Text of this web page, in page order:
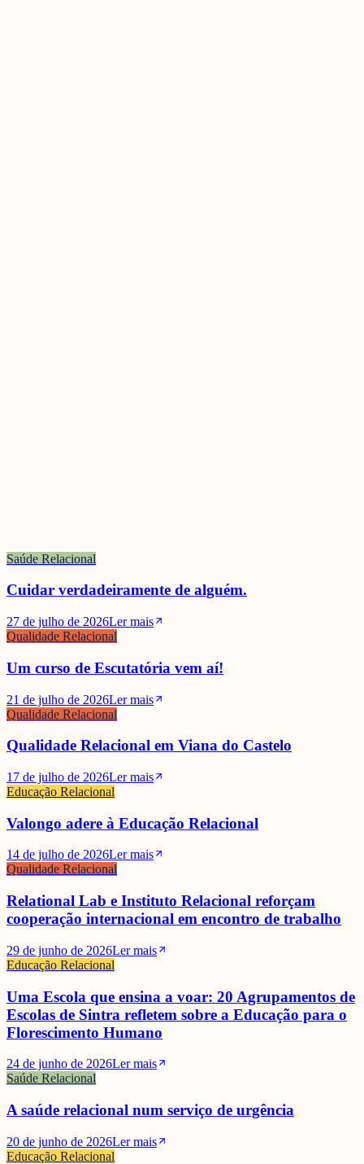
Saúde Relacional
Cuidar verdadeiramente de alguém.
27 de julho de 2026Ler mais
Qualidade Relacional
Um curso de Escutatória vem aí!
21 de julho de 2026Ler mais
Qualidade Relacional
Qualidade Relacional em Viana do Castelo
17 de julho de 2026Ler mais
Educação Relacional
Valongo adere à Educação Relacional
14 de julho de 2026Ler mais
Qualidade Relacional
Relational Lab e Instituto Relacional reforçam
cooperação internacional em encontro de trabalho
29 de junho de 2026Ler mais
Educação Relacional
Uma Escola que ensina a voar: 20 Agrupamentos de
Escolas de Sintra refletem sobre a Educação para o
Florescimento Humano
24 de junho de 2026Ler mais
Saúde Relacional
A saúde relacional num serviço de urgência
20 de junho de 2026Ler mais
Educação Relacional